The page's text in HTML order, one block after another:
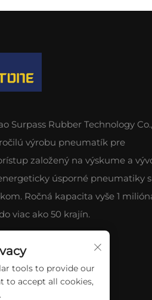
Surpass Rubber Technology Co.,
výrobu pneumatík pre
založený na výskume a
úsporné pneumatiky s
Ročná kapacita vyše 1
viac ako 50 krajín.
tools to provide our
to accept all cookies,